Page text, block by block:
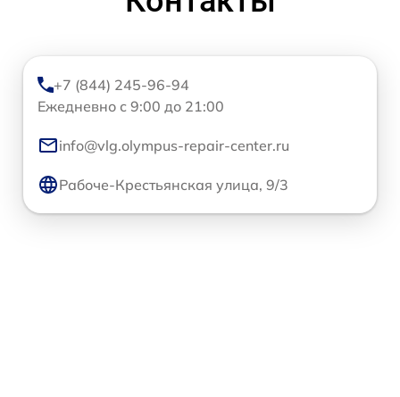
+7 (844) 245-96-94
Ежедневно с 9:00 до 21:00
info@vlg.olympus-repair-center.ru
Рабоче-Крестьянская улица, 9/3